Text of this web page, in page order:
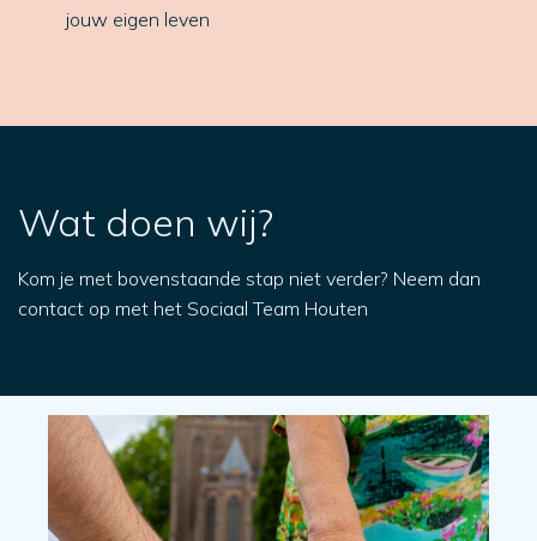
jouw eigen leven
Wat doen wij?
Kom je met bovenstaande stap niet verder? Neem dan
contact op met het Sociaal Team Houten